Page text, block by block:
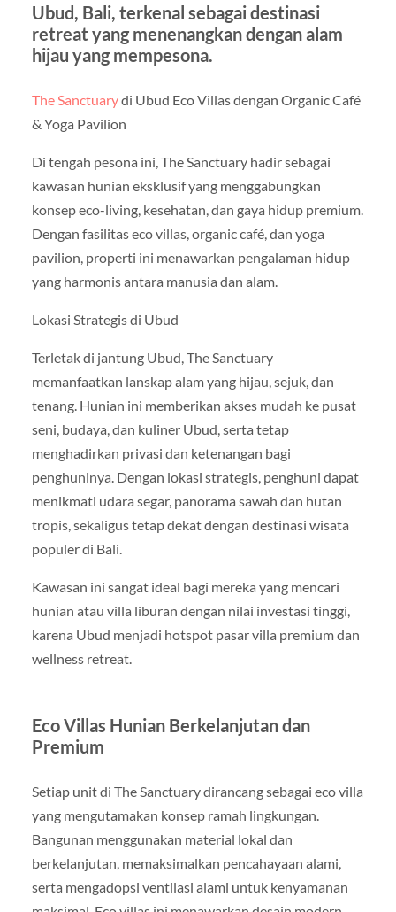
Ubud, Bali, terkenal sebagai destinasi
retreat yang menenangkan dengan alam
hijau yang mempesona.
The Sanctuarydi Ubud Eco Villas dengan Organic Café
& Yoga Pavilion
Di tengah pesona ini, The Sanctuary hadir sebagai
kawasan hunian eksklusif yang menggabungkan
konsep eco-living, kesehatan, dan gaya hidup premium.
Dengan fasilitas eco villas, organic café, dan yoga
pavilion, properti ini menawarkan pengalaman hidup
yang harmonis antara manusia dan alam.
Lokasi Strategis di Ubud
Terletak di jantung Ubud, The Sanctuary
memanfaatkan lanskap alam yang hijau, sejuk, dan
tenang. Hunian ini memberikan akses mudah ke pusat
seni, budaya, dan kuliner Ubud, serta tetap
menghadirkan privasi dan ketenangan bagi
penghuninya. Dengan lokasi strategis, penghuni dapat
menikmati udara segar, panorama sawah dan hutan
tropis, sekaligus tetap dekat dengan destinasi wisata
populer di Bali.
Kawasan ini sangat ideal bagi mereka yang mencari
hunian atau villa liburan dengan nilai investasi tinggi,
karena Ubud menjadi hotspot pasar villa premium dan
wellness retreat.
Eco Villas Hunian Berkelanjutan dan
Premium
Setiap unit di The Sanctuary dirancang sebagai eco villa
yang mengutamakan konsep ramah lingkungan.
Bangunan menggunakan material lokal dan
berkelanjutan, memaksimalkan pencahayaan alami,
serta mengadopsi ventilasi alami untuk kenyamanan